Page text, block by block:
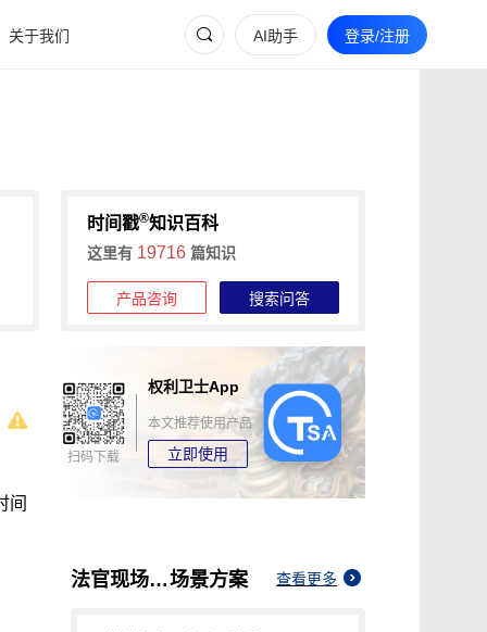
关于我们 AI助手 登录/注册
时间戳®知识百科
这里有 19716 篇知识
产品咨询 搜索问答
间
扫码下载
权利卫士App
本文推荐使用产品
立即使用
法官现场取证不通知被告合法吗场景方案 查看更多